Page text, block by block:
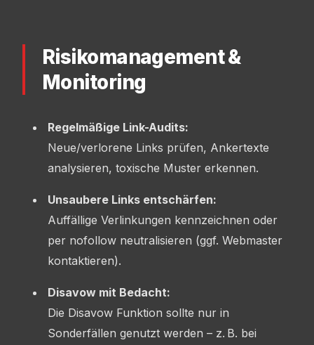
Risikomanagement &
Monitoring
Regelmäßige Link-Audits:
Neue/verlorene Links prüfen, Ankertexte
analysieren, toxische Muster erkennen.
Unsaubere Links entschärfen:
Auffällige Verlinkungen kennzeichnen oder
per nofollow neutralisieren (ggf. Webmaster
kontaktieren).
Disavow mit Bedacht:
Die Disavow Funktion sollte nur in
Sonderfällen genutzt werden – z. B. bei